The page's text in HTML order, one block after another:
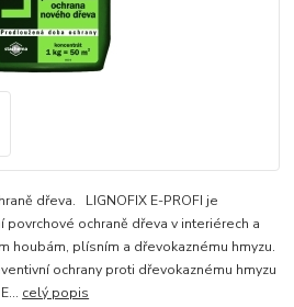
dřeva. LIGNOFIX E-PROFI je
povrchové ochraně dřeva v interiérech a
houbám, plísním a dřevokaznému hmyzu.
ochrany proti dřevokaznému hmyzu
celý popis